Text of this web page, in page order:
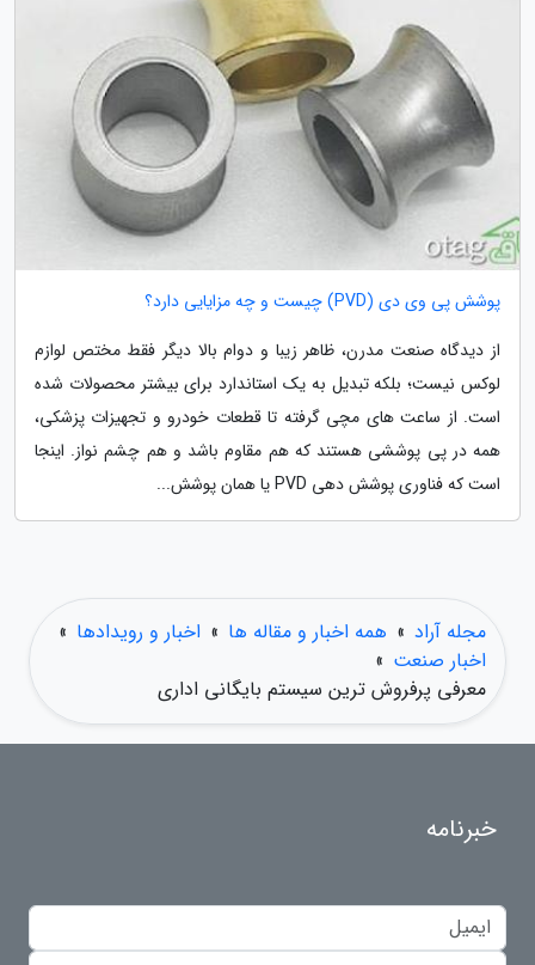
پوشش پی وی دی (PVD) چیست و چه مزایایی دارد؟
از دیدگاه صنعت مدرن، ظاهر زیبا و دوام بالا دیگر فقط مختص لوازم
لوکس نیست؛ بلکه تبدیل به یک استاندارد برای بیشتر محصولات شده
است. از ساعت های مچی گرفته تا قطعات خودرو و تجهیزات پزشکی،
همه در پی پوششی هستند که هم مقاوم باشد و هم چشم نواز. اینجا
است که فناوری پوشش دهی PVD یا همان پوشش...
مجله آراد » همه اخبار و مقاله ها » اخبار و رویدادها »
اخبار صنعت »
معرفی پرفروش ترین سیستم بایگانی اداری
خبرنامه